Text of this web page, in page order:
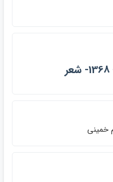
خميني